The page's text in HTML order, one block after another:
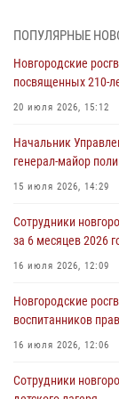
детского лагеря
04 августа 2026,
Новгородские
04 августа 2026,
Радиоэфир
центре подготовки
30 июля 2026, 16:00
разрешительной
линию»
30 июля 2026, 14:36
Новгородские
ПОПУЛЯРНЫЕ
Новгородские
посвященных 210-
20 июля 2026, 15:12
Начальник
генерал-майор
15 июля 2026, 14:29
Сотрудники
за 6 месяцев 2026
16 июля 2026, 12:09
Новгородские
воспитанников
16 июля 2026, 12:06
Сотрудники